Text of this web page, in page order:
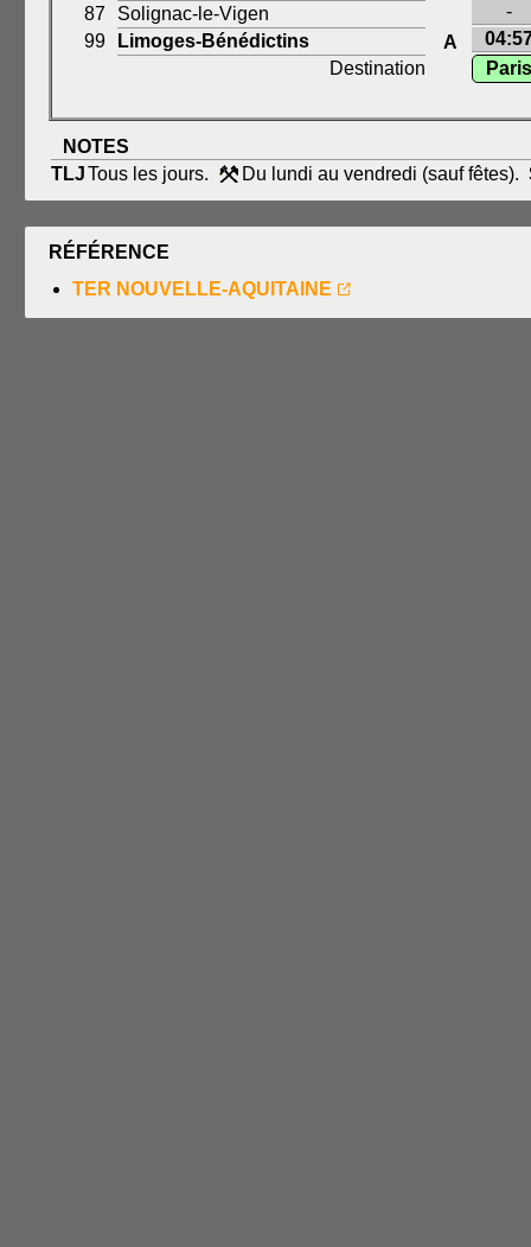
87
Solignac-le-Vigen
-
99
Limoges-Bénédictins A
Destination
Paris
NOTES
TLJTous les jours. Du lundi au vendredi (sauf fêtes).
RÉFÉRENCE
TER NOUVELLE-AQUITAINE